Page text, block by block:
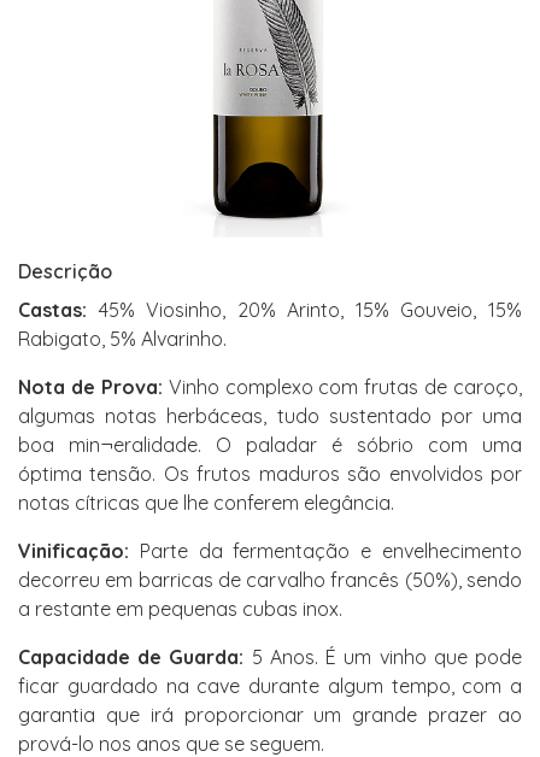
Descrição
Castas: 45% Viosinho, 20% Arinto, 15% Gouveio, 15%
Rabigato, 5% Alvarinho.
Nota de Prova: Vinho complexo com frutas de caroço,
algumas notas herbáceas, tudo sustentado por uma
boa min¬eralidade. O paladar é sóbrio com uma
óptima tensão. Os frutos maduros são envolvidos por
notas cítricas que lhe conferem elegância.
Vinificação: Parte da fermentação e envelhecimento
decorreu em barricas de carvalho francês (50%), sendo
a restante em pequenas cubas inox.
Capacidade de Guarda: 5 Anos. É um vinho que pode
ficar guardado na cave durante algum tempo, com a
garantia que irá proporcionar um grande prazer ao
prová-lo nos anos que se seguem.